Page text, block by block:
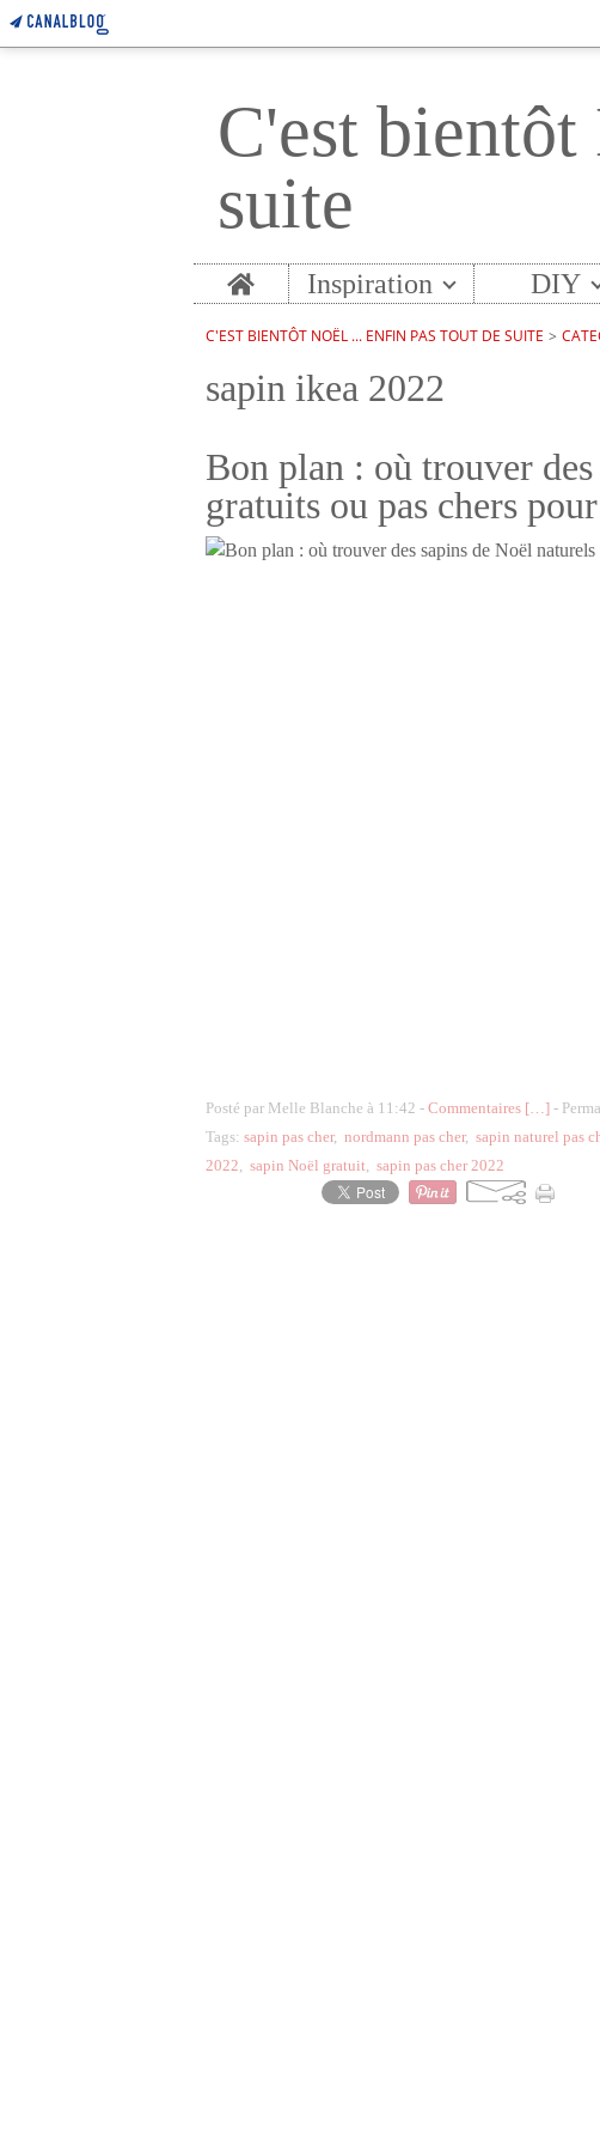
C'est
suite
Home Inspiration DIY
C'EST BIENTÔT NOËL ... ENFIN PAS TOUT DE SUITE >
sapin ikea 2022
Bon plan : où trouver
gratuits ou pas chers
Posté par Melle Blanche à 11:42 - Commentaires […] -
Tags: sapin pas cher, nordmann pas cher, sapin naturel pas
2022, sapin Noël gratuit, sapin pas cher 2022